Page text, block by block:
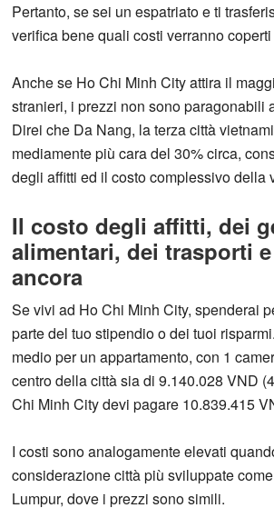
Pertanto, se sei un espatriato e ti
verifica bene quali costi verranno
Anche se Ho Chi Minh City attira il
stranieri, i prezzi non sono paragonabili
Direi che Da Nang, la terza città
mediamente più cara del 30% circa,
degli affitti ed il costo complessivo della
Il costo degli affitti, dei
alimentari, dei trasporti
ancora
Se vivi ad Ho Chi Minh City, spenderai
parte del tuo stipendio o dei tuoi
medio per un appartamento, con 1
centro della città sia di 9.140.028 VND
Chi Minh City devi pagare 10.839.415
I costi sono analogamente elevati
considerazione città più sviluppate
Lumpur, dove i prezzi sono simili.